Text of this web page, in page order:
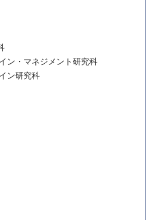
ン・マネジメント研究科
ン研究科